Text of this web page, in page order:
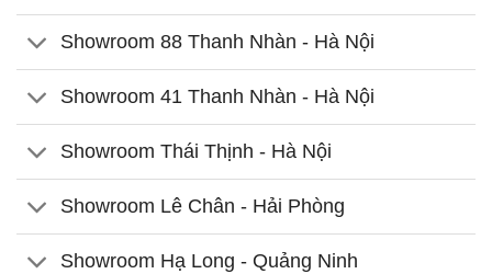
Showroom 88 Thanh Nhàn - Hà Nội
Showroom 41 Thanh Nhàn - Hà Nội
Showroom Thái Thịnh - Hà Nội
Showroom Lê Chân - Hải Phòng
Showroom Hạ Long - Quảng Ninh